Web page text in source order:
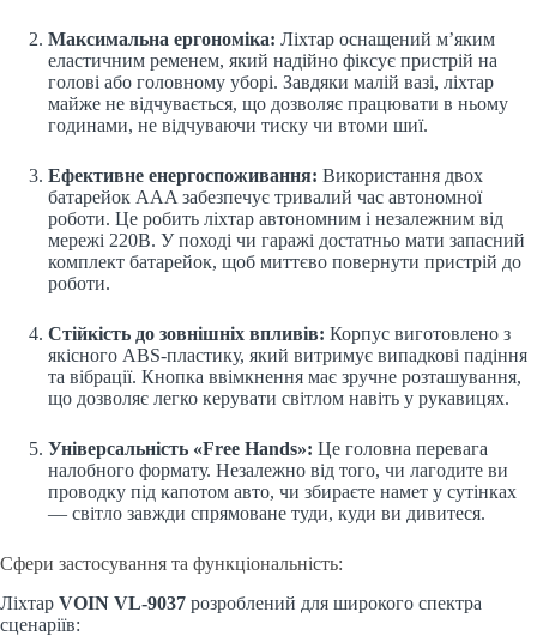
Максимальна ергономіка: Ліхтар оснащений м’яким
еластичним ременем, який надійно фіксує пристрій на
голові або головному уборі. Завдяки малій вазі, ліхтар
майже не відчувається, що дозволяє працювати в ньому
годинами, не відчуваючи тиску чи втоми шиї.
Ефективне енергоспоживання: Використання двох
батарейок AAA забезпечує тривалий час автономної
роботи. Це робить ліхтар автономним і незалежним від
мережі 220В. У поході чи гаражі достатньо мати запасний
комплект батарейок, щоб миттєво повернути пристрій до
роботи.
Стійкість до зовнішніх впливів: Корпус виготовлено з
якісного ABS-пластику, який витримує випадкові падіння
та вібрації. Кнопка ввімкнення має зручне розташування,
що дозволяє легко керувати світлом навіть у рукавицях.
Універсальність «Free Hands»: Це головна перевага
налобного формату. Незалежно від того, чи лагодите ви
проводку під капотом авто, чи збираєте намет у сутінках
— світло завжди спрямоване туди, куди ви дивитеся.
Сфери застосування та функціональність:
Ліхтар VOIN VL-9037 розроблений для широкого спектра
сценаріїв: